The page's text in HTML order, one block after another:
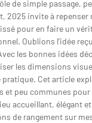
de simple passage,
2025 invite à repenser
pour en faire un
Oublions l’idée
les bonnes idées
les dimensions
Cet article
et peu communes
accueillant, élégant
de rangement sur